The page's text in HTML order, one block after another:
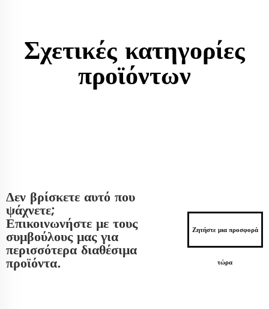
Σχετικές κατηγορίες
προϊόντων
Δεν βρίσκετε αυτό που
ψάχνετε;
Επικοινωνήστε με τους
συμβούλους μας για
περισσότερα διαθέσιμα
προϊόντα.
Ζητήστε μια προσφορά
τώρα